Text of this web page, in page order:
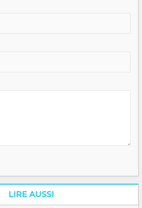
LIRE AUSSI